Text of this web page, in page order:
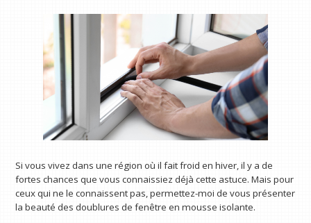
Si vous vivez dans une région où il fait froid en hiver, il y a de
fortes chances que vous connaissiez déjà cette astuce. Mais pour
ceux qui ne le connaissent pas, permettez-moi de vous présenter
la beauté des doublures de fenêtre en mousse isolante.